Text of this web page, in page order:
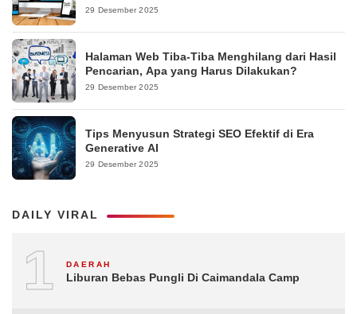
29 Desember 2025
Halaman Web Tiba-Tiba Menghilang dari Hasil
Pencarian, Apa yang Harus Dilakukan?
29 Desember 2025
Tips Menyusun Strategi SEO Efektif di Era
Generative AI
29 Desember 2025
DAILY VIRAL
1 DAERAH
Liburan Bebas Pungli Di Caimandala Camp